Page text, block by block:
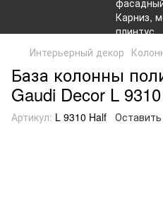
Интерьерный декор
База колонны
Gaudi Decor L
Артикул: L 9310 Half